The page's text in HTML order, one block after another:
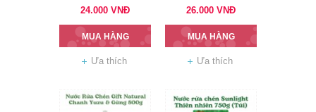
24.000 VNĐ
MUA HÀNG
Ưa thích
26.000 VNĐ
MUA HÀNG
Ưa thích